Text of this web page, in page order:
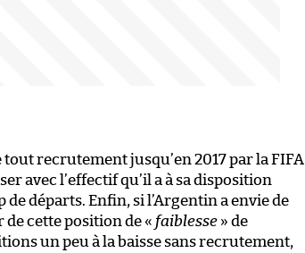
recrutement jusqu’en 2017 par la FIFA
avec l’effectif qu’il a à sa disposition
départs. Enfin, si l’Argentin a envie de
cette position de « faiblesse » de
un peu à la baisse sans recrutement,